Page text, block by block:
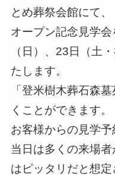
とめ葬祭会館にて
オープン記念見学
（日）、23日（土
たします。
「登米樹木葬石森
くことができます。
お客様からの見学予
当日は多くの来場
はピッタリだと想定